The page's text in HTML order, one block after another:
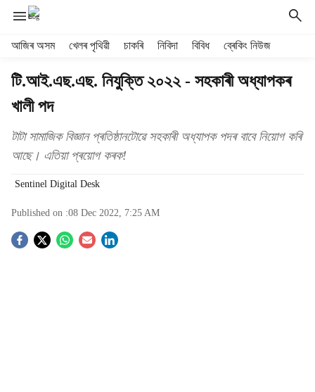
আজিৰ অসম খেলৰ পৃথিৱী চাকৰি নিবিদা বিবিধ ব্ৰেকিং নিউজ
টি.আই.এছ.এছ. নিযুক্তি ২০২২ - সহকাৰী অধ্যাপকৰ
খালী পদ
টাটা সামাজিক বিজ্ঞান প্ৰতিষ্ঠানটোৱে সহকাৰী অধ্যাপক পদৰ বাবে নিয়োগ কৰি
আছে। এতিয়া প্ৰয়োগ কৰক!
Sentinel Digital Desk
Published on :08 Dec 2022, 7:25 AM
S